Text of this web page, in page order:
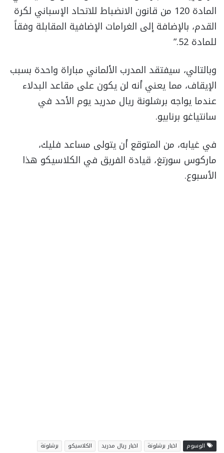
المادة 120 من قانون الانضباط للاتحاد الإسباني لكرة
القدم، بالإضافة إلى الغرامات الإضافية المقابلة وفقاً
للمادة 52.”
وبالتالي، سيفتقد المدرب الألماني مباراة واحدة بسبب
الإيقاف، مما يعني أنه لن يكون على مقاعد البدلاء
عندما يواجه برشلونة ريال مدريد يوم الأحد في
سانتياغو برنابيو.
في غيابه، من المتوقع أن يتولى مساعد فليك،
ماركوس سورتغ، قيادة الفريق في الكلاسيكو هذا
الأسبوع.
الوسوم اخبار برشلونة اخبار ريال مدريد الكلاسيكو
برشلونة